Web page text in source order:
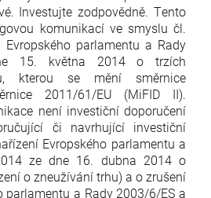
Investujte zodpovědně. Tento
komunikací ve smyslu čl.
parlamentu a Rady
15. května 2014 o trzích
kterou se mění směrnice
2011/61/EU (MiFID II).
není investiční doporučení
či navrhující investiční
Evropského parlamentu a
ze dne 16. dubna 2014 o
o zneužívání trhu) a o zrušení
parlamentu a Rady 2003/6/ES a